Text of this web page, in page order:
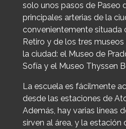
solo unos pasos de Paseo
principales arterias de la
convenientemente situada
Retiro y de los tres
la ciudad: el Museo de
Sofía y el Museo Thyssen
La escuela es fácilmente
desde las estaciones de
Además, hay varias líneas
sirven al área, y la estación